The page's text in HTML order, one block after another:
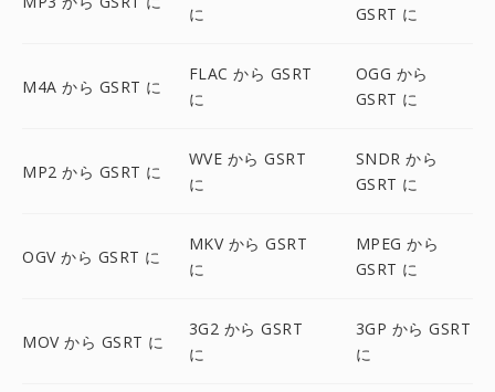
に
GSRT に
M4A から GSRT に
FLAC から GSRT
に
OGG から
GSRT に
MP2 から GSRT に
WVE から GSRT
に
SNDR から
GSRT に
OGV から GSRT に
MKV から GSRT
に
MPEG から
GSRT に
MOV から GSRT に
3G2 から GSRT
に
3GP から GSRT
に